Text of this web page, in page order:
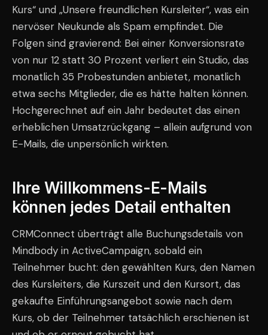
Kurs“ und „Unsere freundlichen Kursleiter“, was ein
nervöser Neukunde als Spam empfindet. Die
Folgen sind gravierend: Bei einer Konversionsrate
von nur 12 statt 30 Prozent verliert ein Studio, das
monatlich 35 Probestunden anbietet, monatlich
etwa sechs Mitglieder, die es hätte halten können.
Hochgerechnet auf ein Jahr bedeutet das einen
erheblichen Umsatzrückgang – allein aufgrund von
E-Mails, die unpersönlich wirkten.
Ihre Willkommens-E-Mails
können jedes Detail enthalten
CRMConnect überträgt alle Buchungsdetails von
Mindbody in ActiveCampaign, sobald ein
Teilnehmer bucht: den gewählten Kurs, den Namen
des Kursleiters, die Kurszeit und den Kursort, das
gekaufte Einführungsangebot sowie nach dem
Kurs, ob der Teilnehmer tatsächlich erschienen ist